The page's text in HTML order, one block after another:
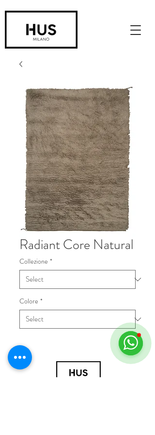
Radiant Core Natural
Collezione *
Colore *